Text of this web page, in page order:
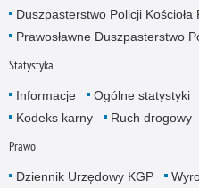
Duszpasterstwo Policji
Prawosławne Duszpasterstwo
Statystyka
Informacje Ogólne statystyki
Kodeks karny
Ruch drogowy
Prawo
Dziennik Urzędowy KGP